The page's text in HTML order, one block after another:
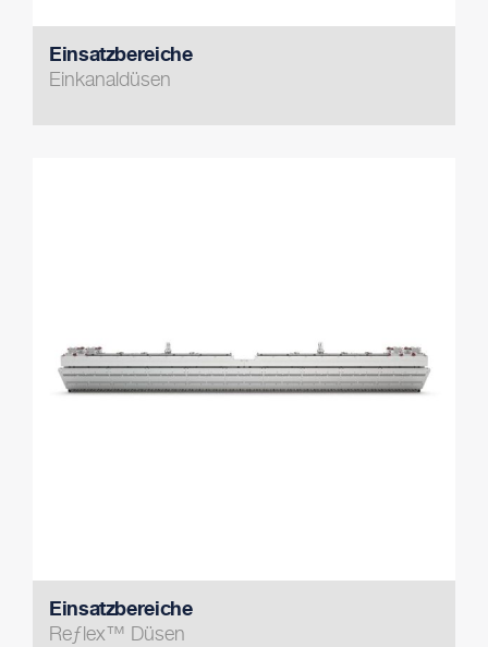
Einsatzbereiche
Einkanaldüsen
Einsatzbereiche
Reƒlex™ Düsen